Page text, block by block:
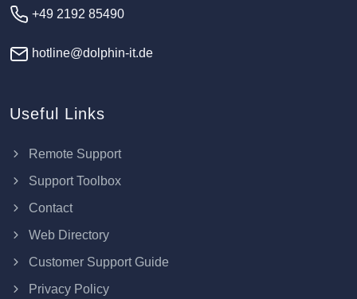
+49 2192 85490
hotline@dolphin-it.de
Useful Links
Remote Support
Support Toolbox
Contact
Web Directory
Customer Support Guide
Privacy Policy